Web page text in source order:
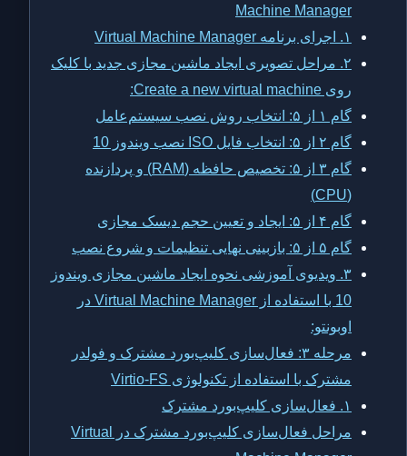
Machine Manager
۱. اجرای برنامه Virtual Machine Manager
۲. مراحل تصویری ایجاد ماشین مجازی جدید با کلیک
روی Create a new virtual machine:
گام ۱ از ۵: انتخاب روش نصب سیستم‌عامل
گام ۲ از ۵: انتخاب فایل ISO نصب ویندوز 10
گام ۳ از ۵: تخصیص حافظه (RAM) و پردازنده
(CPU)
گام ۴ از ۵: ایجاد و تعیین حجم دیسک مجازی
گام ۵ از ۵: بازبینی نهایی تنظیمات و شروع نصب
۳. ویدیوی آموزشی نحوه ایجاد ماشین مجازی ویندوز
10 با استفاده از Virtual Machine Manager در
اوبونتو:
مرحله ۳: فعال‌سازی کلیپ‌بورد مشترک و فولدر
مشترک با استفاده از تکنولوژی Virtio-FS
۱. فعال‌سازی کلیپ‌بورد مشترک
مراحل فعال‌سازی کلیپ‌بورد مشترک در Virtual